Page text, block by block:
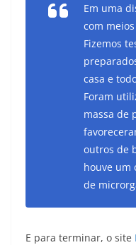
Em uma
com
Fizemos
casa e
Foram
massa de
outros de
houve um
de
E para terminar, o site